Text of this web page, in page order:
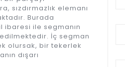
sızdırmazlık elemanı
Burada
ibaresi ile segmanın
İç segman
olursak, bir tekerlek
dışarı